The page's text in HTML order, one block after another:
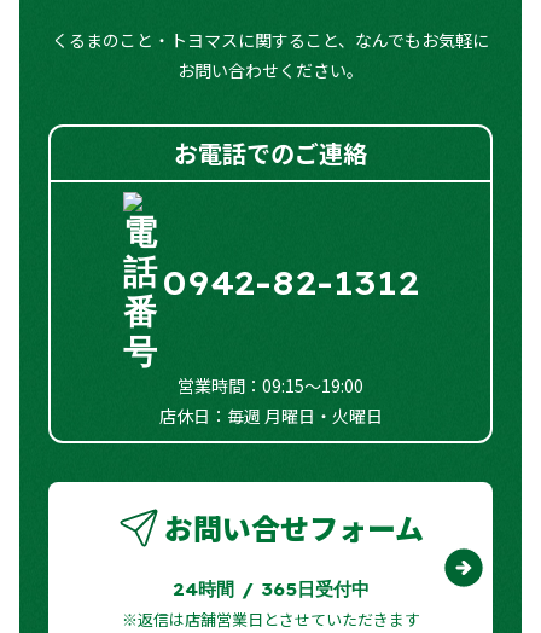
○ オートマチックハイビーム
両側スライドドア（電動）
ー シートヒーター
オートエアコン
電動格納式ドアミラー
LEDヘッドランプ
フラットシート
くるまのこと・トヨマスに関すること、なんでもお気軽に
お問い合わせください。
お電話でのご連絡
0942-82-1312
営業時間：09:15～19:00
店休日：毎週 月曜日・火曜日
お問い合せフォーム
24時間 / 365日受付中
※返信は店舗営業日とさせていただきます